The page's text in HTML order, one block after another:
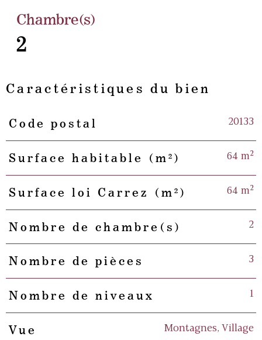
Chambre(s)
2
Caractéristiques du bien
Caractéristiques Valeurs
Code postal 20133
Surface habitable (m²) 64 m²
Surface loi Carrez (m²) 64 m²
Nombre de chambre(s) 2
Nombre de pièces 3
Nombre de niveaux 1
Vue Montagnes, Village